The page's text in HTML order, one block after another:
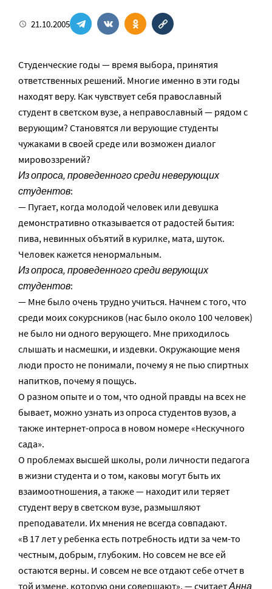
21.10.2005
Студенческие годы — время выбора, принятия
ответственных решений. Многие именно в эти годы
находят веру. Как чувствует себя православный
студент в светском вузе, а неправославный — рядом с
верующим? Становятся ли верующие студенты
чужаками в своей среде или возможен диалог
мировоззрений?
Из опроса, проведенного среди неверующих
студентов:
— Пугает, когда молодой человек или девушка
демонстративно отказывается от радостей бытия:
пива, невинных объятий в курилке, мата, шуток.
Человек кажется ненормальным.
Из опроса, проведенного среди верующих
студентов:
— Мне было очень трудно учиться. Начнем с того, что
среди моих сокурсников (нас было около 100 человек)
не было ни одного верующего. Мне приходилось
слышать и насмешки, и издевки. Окружающие меня
люди просто не понимали, почему я не пью спиртных
напитков, почему я пощусь.
О разном опыте и о том, что одной правды на всех не
бывает, можно узнать из опроса студентов вузов, а
также интернет-опроса в новом номере «Нескучного
сада».
О проблемах высшей школы, роли личности педагога
в жизни студента и о том, каковы могут быть их
взаимоотношения, а также — находит или теряет
студент веру в светском вузе, размышляют
преподаватели. Их мнения не всегда совпадают.
«В 17 лет у ребенка есть потребность идти за чем-то
честным, добрым, глубоким. Но совсем не все ей
остаются верны. И совсем не все отдают себе отчет в
той измене, которую они совершают», — считаетАнна